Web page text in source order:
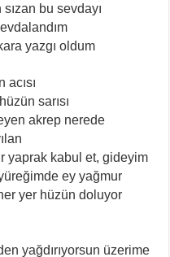
bu sevdayı
yazgı oldum
sarısı
akrep nerede
yaprak kabul et, gideyim
ey yağmur
yer hüzün doluyor
yağdırıyorsun üzerime